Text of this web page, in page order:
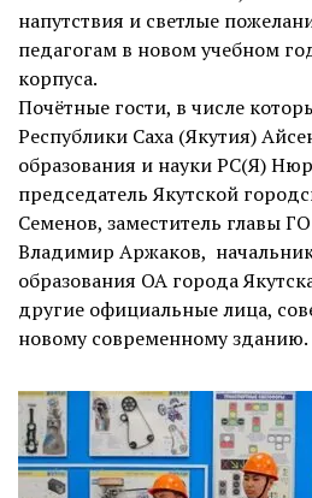
напутствия и светлые
педагогам в новом учебном
корпуса.
Почётные гости, в числе
Республики Саха (Якутия)
образования и науки РС(Я)
председатель Якутской
Семенов, заместитель главы
Владимир Аржаков,
образования ОА города
другие официальные лица,
новому современному зданию.